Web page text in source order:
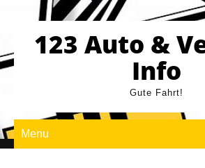
content123 Auto &
Info
Gute Fahrt!
Menu